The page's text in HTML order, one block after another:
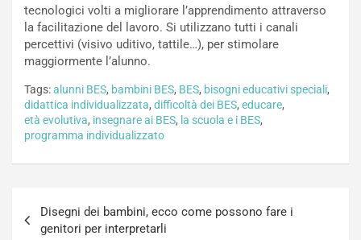
tecnologici volti a migliorare l’apprendimento attraverso
la facilitazione del lavoro. Si utilizzano tutti i canali
percettivi (visivo uditivo, tattile…), per stimolare
maggiormente l’alunno.
Tags:alunni BES, bambini BES, BES, bisogni educativi speciali,
didattica individualizzata, difficoltà dei BES, educare,
età evolutiva, insegnare ai BES, la scuola e i BES,
programma individualizzato
articoli
Disegni dei bambini, ecco come possono fare i
genitori per interpretarli